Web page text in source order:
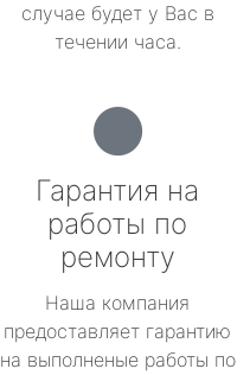
случае будет у Вас в
течении часа.
Гарантия на
работы по
ремонту
Наша компания
предоставляет гарантию
на выполненые работы по